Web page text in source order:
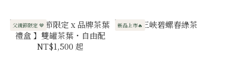
父親節限定 🤎 新品上市🔥